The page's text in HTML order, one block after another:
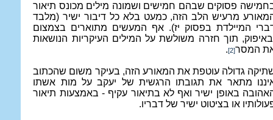
פסוקים שבהם חמישים ושמונה מילים מכונס תיאור
מרעיש הלב הזה, כמעט בלא כל דיבור ישיר (מלבד
המיילדת בפסוק יז). אף המעשים מתוארים בצמצום
תוך חזרה משולשת על המילים העיקריות הנושאות
המסר[2]
.
גדולה עוטפת את המאורע הזה, בעיקר משום שהכתוב
מתאר את תגובתו הרגשית של יעקב על מות אשתו
באופן ישיר ואף לא בתיאור עקיף - באמצעות תיאור
או בציטוט ישיר של דבריו.